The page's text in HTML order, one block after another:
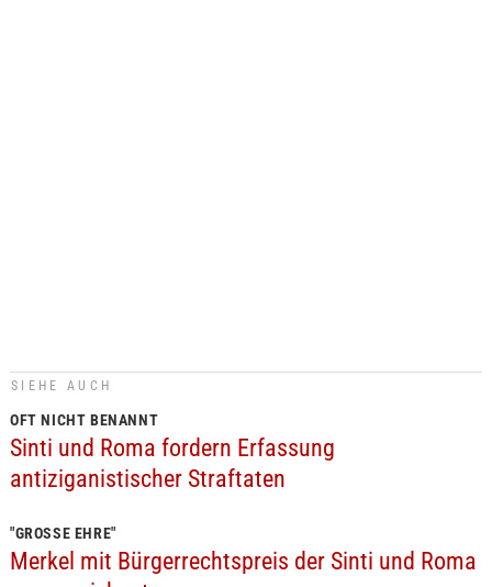
SIEHE AUCH
OFT NICHT BENANNT
Sinti und Roma fordern Erfassung
antiziganistischer Straftaten
"GROSSE EHRE"
Merkel mit Bürgerrechtspreis der Sinti und Roma